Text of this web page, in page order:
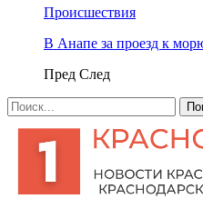
Происшествия
В Анапе за проезд к
Пред След